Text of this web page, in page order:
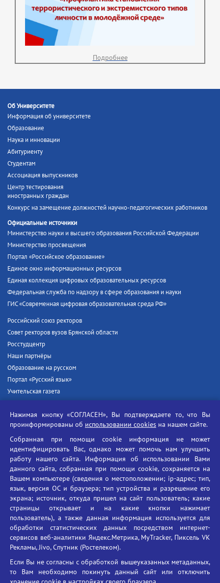
Подробнее
Об Университете
Информация об университете
Образование
Наука и инновации
Абитуриенту
Студентам
Ассоциация выпускников
Центр тестирования
иностранных граждан
Конкурс на замещение должностей научно-педагогических работников
Официальные источники
Министерство науки и высшего образования Российской Федерации
Министерство просвещения
Портал «Российское образование»
Единое окно информационных ресурсов
Единая коллекция цифровых образовательных ресурсов
Федеральная служба по надзору в сфере образования и науки
ГИС «Современная цифровая образовательная среда РФ»
Российский союз ректоров
Совет ректоров вузов Брянской области
Росстудцентр
Наши партнёры
Образование на русском
Портал «Русский язык»
Учительская газета
Единый портал государственных услуг
Противодействие угрозам информационной безопасности
Социальные ролики - Генеральная прокуратура РФ
Противодействие коррупции
БГУ против наркотиков
Брянский государственный университет
имени академика И.Г. Петровского
Время работы: пн-пт 09:00-18:00
Телефон: +7(4832)58-90-85
Нажимая кнопку «СОГЛАСЕН», Вы подтверждаете то, что Вы
проинформированы об использовании cookies на нашем сайте.
Собранная при помощи cookie информация не может
идентифицировать Вас, однако может помочь нам улучшить
работу нашего сайта. Информация об использовании Вами
данного сайта, собранная при помощи cookie, сохраняется на
Вашем компьютере (сведения о местоположении; ip-адрес; тип,
язык, версия ОС и браузера; тип устройства и разрешение его
экрана; источник, откуда пришел на сайт пользователь; какие
страницы открывает и на какие кнопки нажимает
пользователь), а также данная информация используется для
обработки статистических данных посредством интернет-
сервисов веб-аналитики Яндекс.Метрика, MyTracker, Пиксель VK
Рекламы, Jivo, Спутник (Ростелеком).
Если Вы не согласны с обработкой вышеуказанных метаданных,
то Вам необходимо покинуть данный сайт или отключить